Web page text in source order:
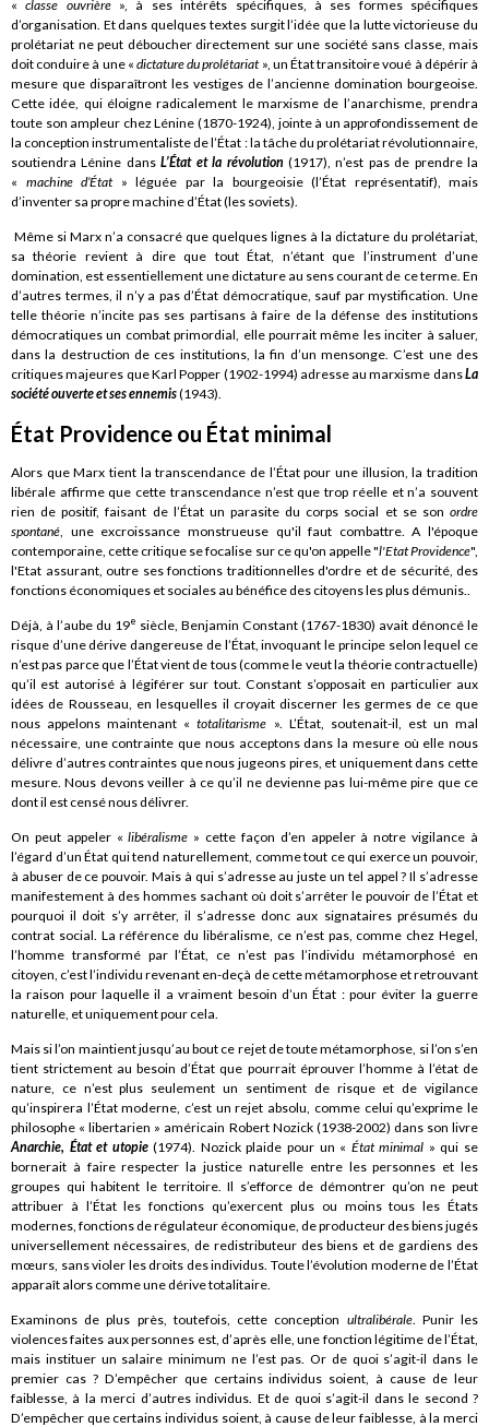
«classe ouvrière», à ses intérêts spécifiques, à ses formes spécifiques
d’organisation. Et dans quelques textes surgit l’idée que la lutte victorieuse du
prolétariat ne peut déboucher directement sur une société sans classe, mais
doit conduire à une « dictature du prolétariat», un État transitoire voué à dépérir à
mesure que disparaîtront les vestiges de l’ancienne domination bourgeoise.
Cette idée, qui éloigne radicalement le marxisme de l’anarchisme, prendra
toute son ampleur chez Lénine (1870-1924), jointe à un approfondissement de
la conception instrumentaliste de l’État : la tâche du prolétariat révolutionnaire,
soutiendra Lénine dansL’État et la révolution (1917), n’est pas de prendre la
« machine d’État» léguée par la bourgeoisie (l’État représentatif), mais
d’inventer sa propre machine d’État (les soviets).
Même si Marx n’a consacré que quelques lignes à la dictature du prolétariat,
sa théorie revient à dire que tout État, n’étant que l’instrument d’une
domination, est essentiellement une dictature au sens courant de ce terme. En
d’autres termes, il n’y a pas d’État démocratique, sauf par mystification. Une
telle théorie n’incite pas ses partisans à faire de la défense des institutions
démocratiques un combat primordial, elle pourrait même les inciter à saluer,
dans la destruction de ces institutions, la fin d’un mensonge. C’est une des
critiques majeures que Karl Popper (1902-1994) adresse au marxisme dansLa
société ouverte et ses ennemis(1943).
État Providence ou État minimal
Alors que Marx tient la transcendance de l’État pour une illusion, la tradition
libérale affirme que cette transcendance n’est que trop réelle et n’a souvent
rien de positif, faisant de l’État un parasite du corps social et se son ordre
spontané, une excroissance monstrueuse qu'il faut combattre. A l'époque
contemporaine, cette critique se focalise sur ce qu'on appelle "l'Etat Providence",
l'Etat assurant, outre ses fonctions traditionnelles d'ordre et de sécurité, des
fonctions économiques et sociales au bénéfice des citoyens les plus démunis..
Déjà, à l’aube du 19e siècle, Benjamin Constant (1767-1830) avait dénoncé le
risque d’une dérive dangereuse de l’État, invoquant le principe selon lequel ce
n’est pas parce que l’État vient de tous (comme le veut la théorie contractuelle)
qu’il est autorisé à légiférer sur tout. Constant s’opposait en particulier aux
idées de Rousseau, en lesquelles il croyait discerner les germes de ce que
nous appelons maintenant «totalitarisme ». L’État, soutenait-il, est un mal
nécessaire, une contrainte que nous acceptons dans la mesure où elle nous
délivre d’autres contraintes que nous jugeons pires, et uniquement dans cette
mesure. Nous devons veiller à ce qu’il ne devienne pas lui-même pire que ce
dont il est censé nous délivrer.
On peut appeler «libéralisme » cette façon d’en appeler à notre vigilance à
l’égard d’un État qui tend naturellement, comme tout ce qui exerce un pouvoir,
à abuser de ce pouvoir. Mais à qui s’adresse au juste un tel appel ? Il s’adresse
manifestement à des hommes sachant où doit s’arrêter le pouvoir de l’État et
pourquoi il doit s’y arrêter, il s’adresse donc aux signataires présumés du
contrat social. La référence du libéralisme, ce n’est pas, comme chez Hegel,
l’homme transformé par l’État, ce n’est pas l’individu métamorphosé en
citoyen, c’est l’individu revenant en-deçà de cette métamorphose et retrouvant
la raison pour laquelle il a vraiment besoin d’un État : pour éviter la guerre
naturelle, et uniquement pour cela.
Mais si l’on maintient jusqu’au bout ce rejet de toute métamorphose, si l’on s’en
tient strictement au besoin d’État que pourrait éprouver l’homme à l’état de
nature, ce n’est plus seulement un sentiment de risque et de vigilance
qu’inspirera l’État moderne, c’est un rejet absolu, comme celui qu’exprime le
philosophe « libertarien » américain Robert Nozick (1938-2002) dans son livre
Anarchie, État et utopie(1974). Nozick plaide pour un « État minimal » qui se
bornerait à faire respecter la justice naturelle entre les personnes et les
groupes qui habitent le territoire. Il s’efforce de démontrer qu’on ne peut
attribuer à l’État les fonctions qu’exercent plus ou moins tous les États
modernes, fonctions de régulateur économique, de producteur des biens jugés
universellement nécessaires, de redistributeur des biens et de gardiens des
mœurs, sans violer les droits des individus. Toute l’évolution moderne de l’État
apparaît alors comme une dérive totalitaire.
Examinons de plus près, toutefois, cette conception ultralibérale. Punir les
violences faites aux personnes est, d’après elle, une fonction légitime de l’État,
mais instituer un salaire minimum ne l’est pas. Or de quoi s’agit-il dans le
premier cas ? D’empêcher que certains individus soient, à cause de leur
faiblesse, à la merci d’autres individus. Et de quoi s’agit-il dans le second ?
D’empêcher que certains individus soient, à cause de leur faiblesse, à la merci